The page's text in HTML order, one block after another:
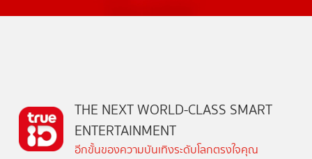
THE NEXT WORLD-CLASS SMART
ENTERTAINMENT
อีกขั้นของความบันเทิงระดับโลกตรงใจคุณ